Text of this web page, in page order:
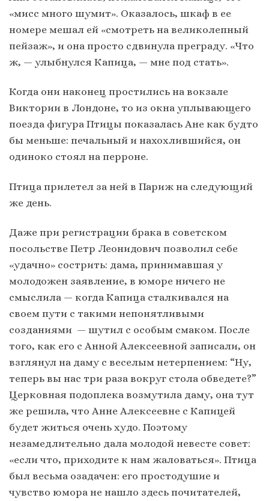
«мисс много шумит». Оказалось, шкаф в ее
номере мешал ей «смотреть на великолепный
пейзаж», и она просто сдвинула преграду. «Что
ж, — улыбнулся Капица, — мне под стать».
Когда они наконец простились на вокзале
Виктории в Лондоне, то из окна уплывающего
поезда фигура Птицы показалась Ане как будто
бы меньше: печальный и нахохлившийся, он
одиноко стоял на перроне.
Птица прилетел за ней в Париж на следующий
же день.
Даже при регистрации брака в советском
посольстве Петр Леонидович позволил себе
«удачно» сострить: дама, принимавшая у
молодожен заявление, в юморе ничего не
смыслила — когда Капица сталкивался на
своем пути с такими непонятливыми
созданиями — шутил с особым смаком. После
того, как его с Анной Алексеевной записали, он
взглянул на даму с веселым нетерпением: “Ну,
теперь вы нас три раза вокруг стола обведете?”
Церковная подоплека возмутила даму, она тут
же решила, что Анне Алексеевне с Капицей
будет житься очень худо. Поэтому
незамедлительно дала молодой невесте совет:
«если что, приходите к нам жаловаться». Птица
был весьма озадачен: его простодушие и
чувство юмора не нашло здесь почитателей,